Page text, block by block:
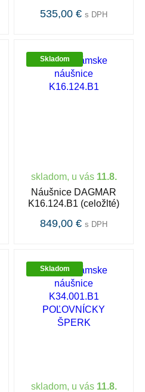
535,00 € s DPH
Skladom
skladom, u vás 11.8.
Náušnice DAGMAR
K16.124.B1 (celožlté)
849,00 € s DPH
Skladom
skladom, u vás 11.8.